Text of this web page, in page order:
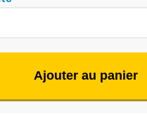
Ajouter au panier